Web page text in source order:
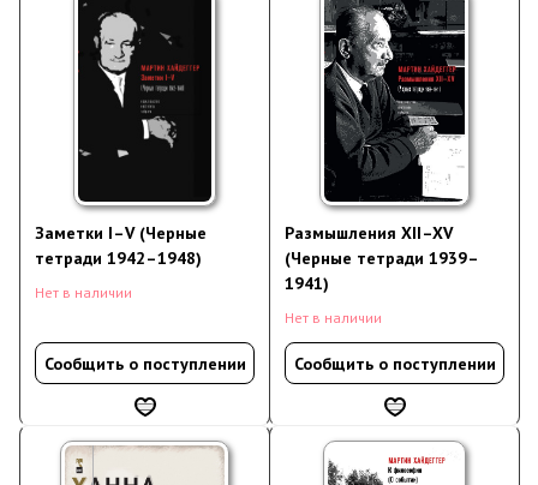
Заметки I–V (Черные
тетради 1942–1948)
Нет в наличии
Сообщить о поступлении
Размышления XII–XV
(Черные тетради 1939–
1941)
Нет в наличии
Сообщить о поступлении